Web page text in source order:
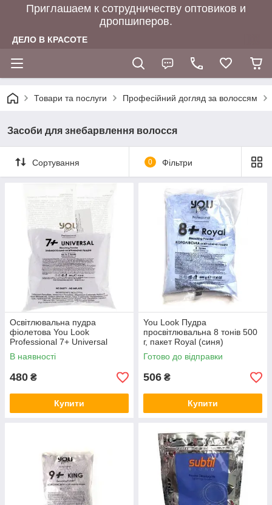
Приглашаем к сотрудничеству оптовиков и
дропшиперов.
ДЕЛО В КРАСОТЕ
Товари та послуги Професійний догляд за волоссям
Засоби для знебарвлення волосся
Сортування 0 Фільтри
Освітлювальна пудра
фіолетова You Look
Professional 7+ Universal
Bleaching Powder 500 г.
В наявності
480 ₴
Купити
You Look Пудра
просвітлювальна 8 тонів 500
г, пакет Royal (синя)
Готово до відправки
506 ₴
Купити